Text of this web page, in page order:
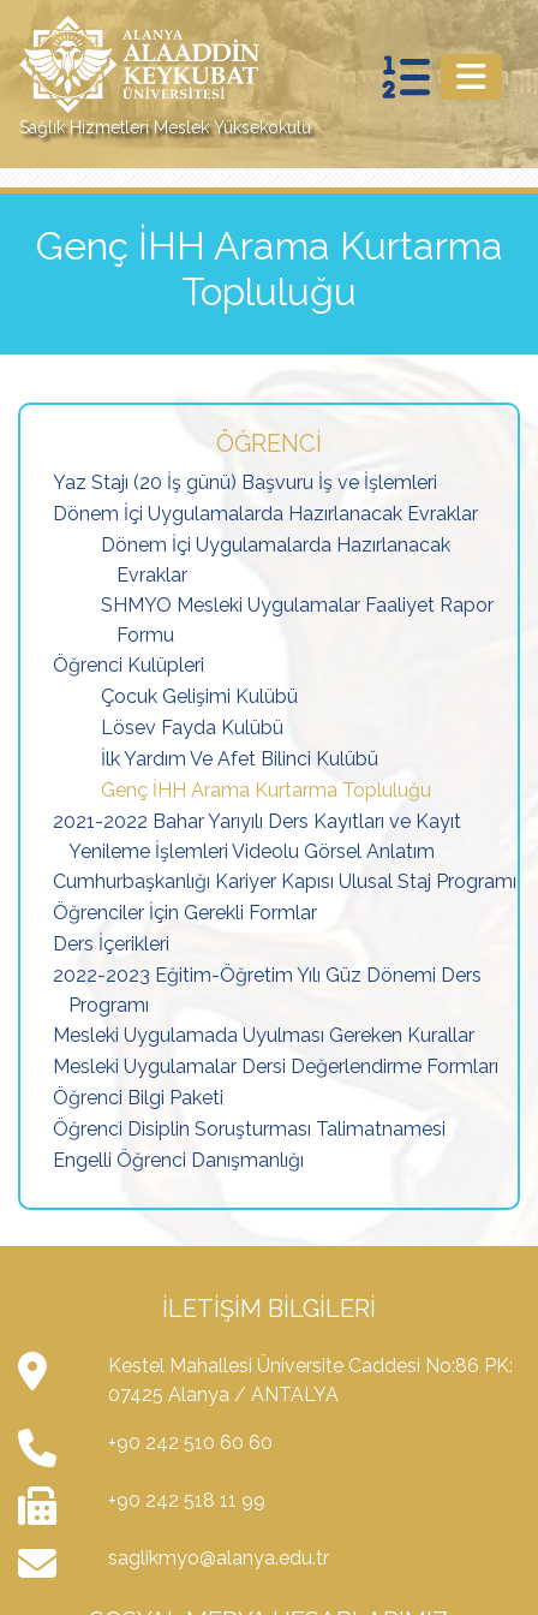
Sağlık Hizmetleri Meslek Yüksekokulu
Genç İHH Arama Kurtarma
Topluluğu
ÖĞRENCI
Yaz Stajı (20 İş günü) Başvuru İş ve İşlemleri
Dönem İçi Uygulamalarda Hazırlanacak Evraklar
Dönem İçi Uygulamalarda Hazırlanacak
Evraklar
SHMYO Mesleki Uygulamalar Faaliyet Rapor
Formu
Öğrenci Kulüpleri
Çocuk Gelişimi Kulübü
Lösev Fayda Kulübü
İlk Yardım Ve Afet Bilinci Kulübü
Genç İHH Arama Kurtarma Topluluğu
2021-2022 Bahar Yarıyılı Ders Kayıtları ve Kayıt
Yenileme İşlemleri Videolu Görsel Anlatım
Cumhurbaşkanlığı Kariyer Kapısı Ulusal Staj Programı
Öğrenciler İçin Gerekli Formlar
Ders İçerikleri
2022-2023 Eğitim-Öğretim Yılı Güz Dönemi Ders
Programı
Mesleki Uygulamada Uyulması Gereken Kurallar
Mesleki Uygulamalar Dersi Değerlendirme Formları
Öğrenci Bilgi Paketi
Öğrenci Disiplin Soruşturması Talimatnamesi
Engelli Öğrenci Danışmanlığı
İLETIŞIM BILGILERI
Kestel Mahallesi Üniversite Caddesi No:86 PK:
07425 Alanya / ANTALYA
+90 242 510 60 60
+90 242 518 11 99
saglikmyo@alanya.edu.tr